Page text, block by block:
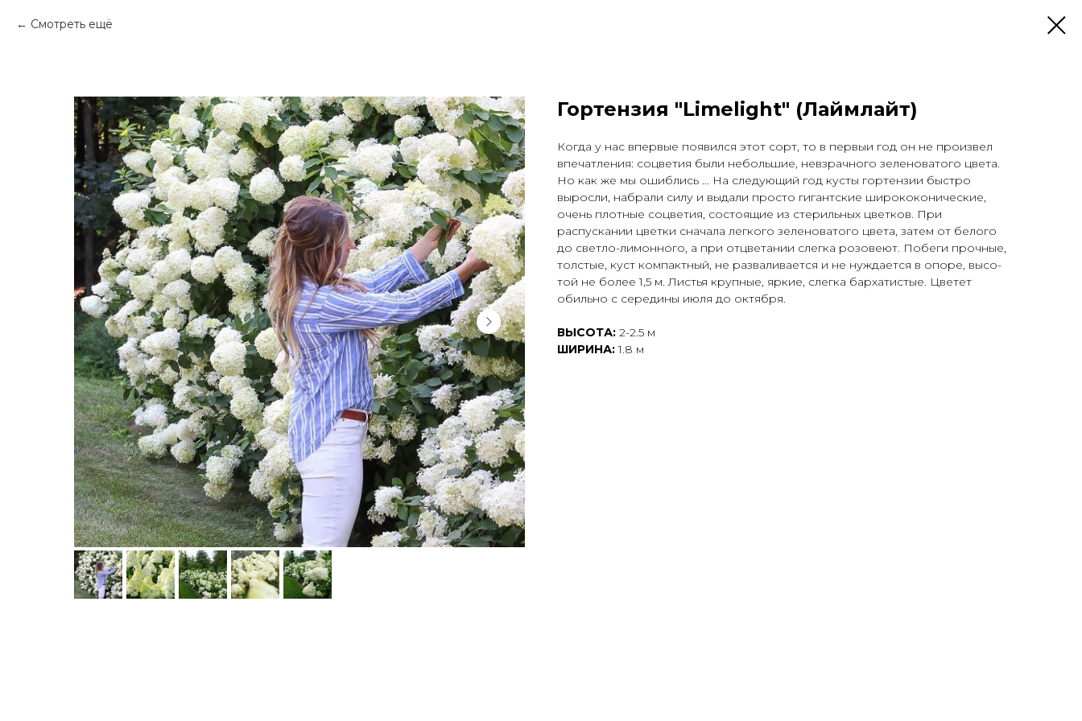
Смотреть ещё
Гортензия "Limelight" (Лаймлайт)
Когда у нас впервые появился этот сорт, то в первыи год он не произвел
впечатления: соцветия были небольшие, невзрачного зеленоватого цвета.
Но как же мы ошиблись ... На следующий год кусты гортензии быстро
выросли, набрали силу и выдали просто гигантские ширококониче­ские,
очень плотные соцветия, состоящие из сте­рильных цветков. При
распускании цветки снача­ла легкого зеленоватого цвета, затем от белого
до светло-лимонного, а при отцветании слегка розо­веют. Побеги прочные,
толстые, куст компактный, не разваливается и не нуждается в опоре, высо­
той не более 1,5 м. Листья крупные, яркие, слегка бархатистые. Цветет
обильно с середины июля до октября.
ВЫСОТА: 2-2.5 м
ШИРИНА:1.8 м